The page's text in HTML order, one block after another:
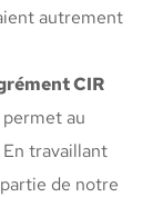
autrement
CIR
au
travaillant
de notre